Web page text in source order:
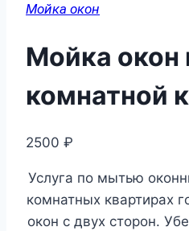
Мойка окон
Мойка окон
комнатной
2500 ₽
Услуга по мытью
комнатных квартирах
окон с двух сторон.